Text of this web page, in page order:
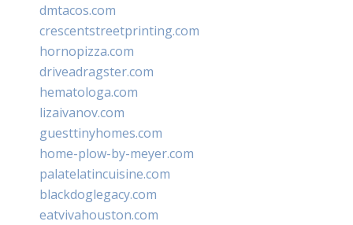
dmtacos.com
crescentstreetprinting.com
hornopizza.com
driveadragster.com
hematologa.com
lizaivanov.com
guesttinyhomes.com
home-plow-by-meyer.com
palatelatincuisine.com
blackdoglegacy.com
eatvivahouston.com